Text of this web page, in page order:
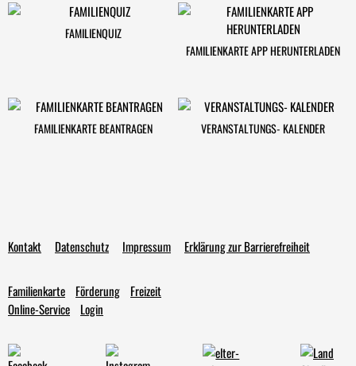
Kontakt Datenschutz Impressum Erklärung zur Barrierefreiheit
Familienkarte Förderung
Freizeit
Online-Service
Login
FAMILIENQUIZ
FAMILIENKARTE APP HERUNTERLADEN
FAMILIENKARTE BEANTRAGEN VERANSTALTUNGS- KALENDER